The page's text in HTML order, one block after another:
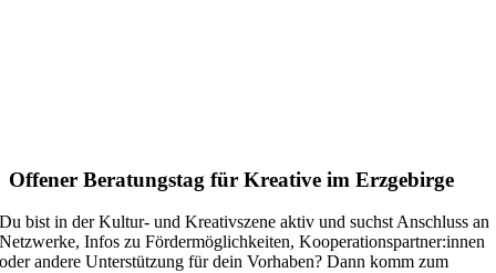
Offener Beratungstag für Kreative im Erzgebirge
Du bist in der Kultur- und Kreativszene aktiv und suchst Anschluss an
Netzwerke, Infos zu Fördermöglichkeiten, Kooperationspartner:innen
oder andere Unterstützung für dein Vorhaben?Dann komm zum